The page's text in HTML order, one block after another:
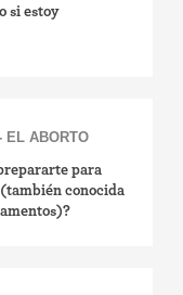
si estoy
EL ABORTO
para
conocida